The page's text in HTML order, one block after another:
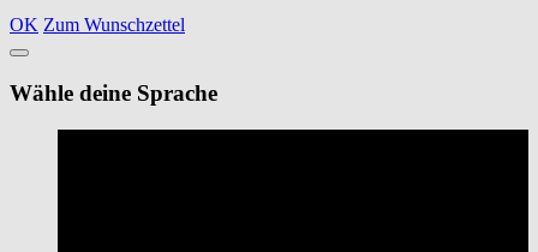
OK Zum Wunschzettel
Wähle deine Sprache